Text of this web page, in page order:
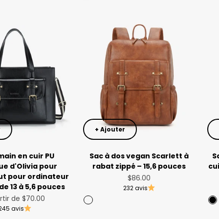
en cuir PU
d'Olivia pour
pour ordinateur
13 à 5,6 pouces
vente
de $70.00
avis
+ Ajouter
Sac à dos vegan Scarlett à
rabat zippé – 15,6 pouces
Prix de vente
$86.00
232 avis
Brun rouille